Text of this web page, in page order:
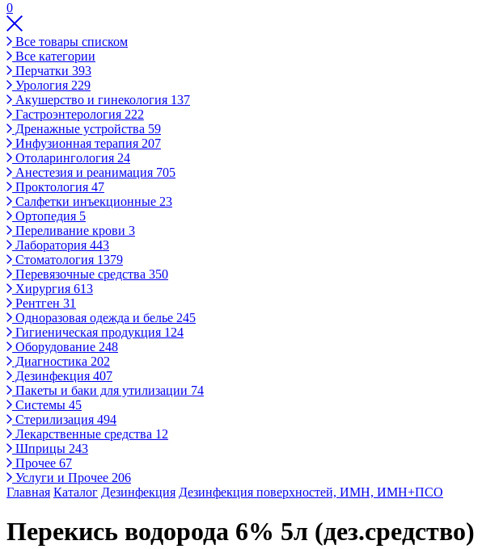
0
Все товары списком
Все категории
Перчатки 393
Урология 229
Акушерство и гинекология 137
Гастроэнтерология 222
Дренажные устройства 59
Инфузионная терапия 207
Отоларингология 24
Анестезия и реанимация 705
Проктология 47
Салфетки инъекционные 23
Ортопедия 5
Переливание крови 3
Лаборатория 443
Стоматология 1379
Перевязочные средства 350
Хирургия 613
Рентген 31
Одноразовая одежда и белье 245
Гигиеническая продукция 124
Оборудование 248
Диагностика 202
Дезинфекция 407
Пакеты и баки для утилизации 74
Системы 45
Стерилизация 494
Лекарственные средства 12
Шприцы 243
Прочее 67
Услуги и Прочее 206
Главная Каталог Дезинфекция Дезинфекция поверхностей, ИМН, ИМН+ПСО
Перекись водорода 6% 5л (дез.средство)